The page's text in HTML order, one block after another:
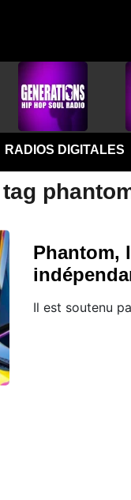
RADIOS DIGITALES
Phantom,
Il est soutenu